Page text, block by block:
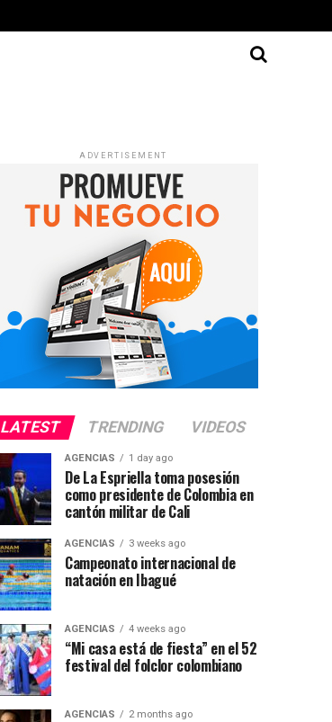
ADVERTISEMENT
LATEST TRENDING VIDEOS
AGENCIAS 1 day ago
De La Espriella toma posesión
como presidente de Colombia en
cantón militar de Cali
AGENCIAS 3 weeks ago
Campeonato internacional de
natación en Ibagué
AGENCIAS 4 weeks ago
“Mi casa está de fiesta” en el 52
festival del folclor colombiano
AGENCIAS 2 months ago